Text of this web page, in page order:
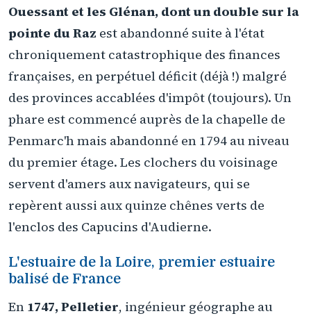
Ouessant et les Glénan, dont un double sur la
pointe du Raz est abandonné suite à l'état
chroniquement catastrophique des finances
françaises, en perpétuel déficit (déjà !) malgré
des provinces accablées d'impôt (toujours). Un
phare est commencé auprès de la chapelle de
Penmarc'h mais abandonné en 1794 au niveau
du premier étage. Les clochers du voisinage
servent d'amers aux navigateurs, qui se
repèrent aussi aux quinze chênes verts de
l'enclos des Capucins d'Audierne.
L'estuaire de la Loire, premier estuaire
balisé de France
En 1747, Pelletier, ingénieur géographe au